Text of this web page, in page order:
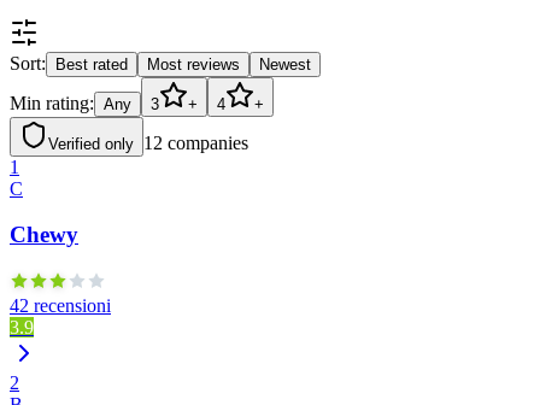
Sort: Best rated Most reviews Newest
Min rating: Any 3 + 4 +
Verified only 12 companies
1
C
Chewy
42 recensioni
3.9
2